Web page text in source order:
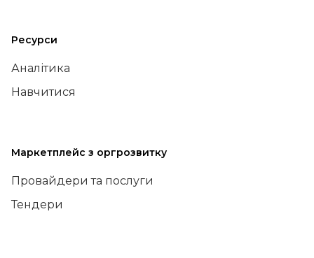
Ресурси
Аналітика
Навчитися
Маркетплейс з оргрозвитку
Провайдери та послуги
Тендери